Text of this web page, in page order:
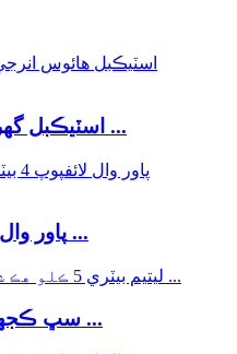
10kwwh 15kwh اسٽيڪبل گهر ...
پاور وال لائفپوپ 4 بيٽري 2 ...
ليتيم بيٽري 5kw سڀ ڪجهه ...